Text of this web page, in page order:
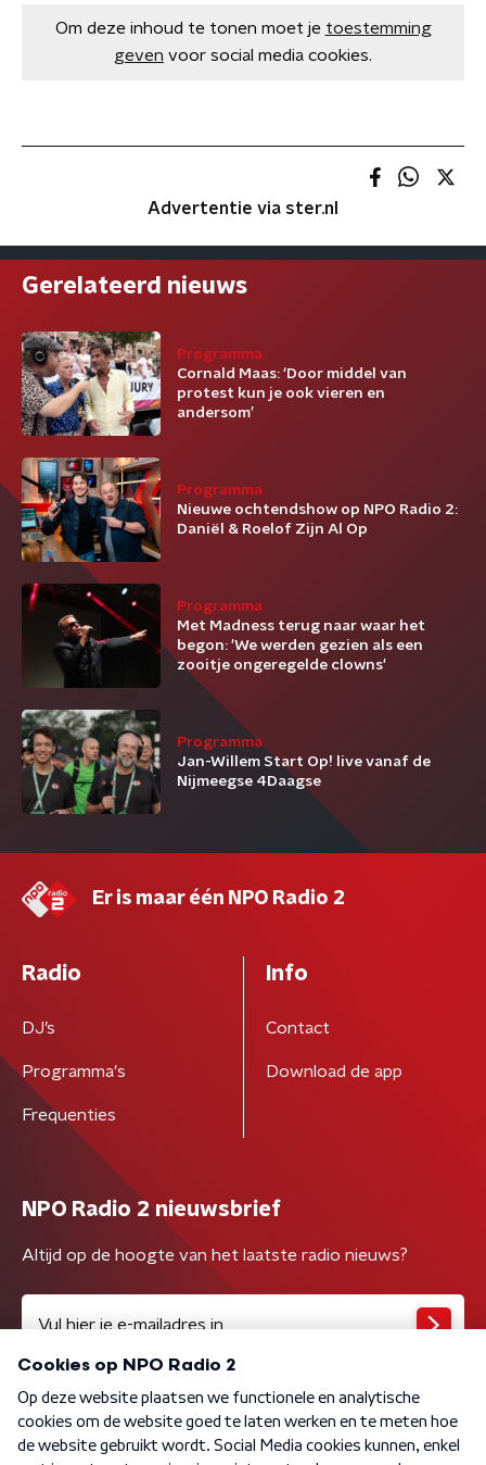
Om deze inhoud te tonen moet je toestemming
geven voor social media cookies.
Advertentie via ster.nl
Gerelateerd nieuws
Programma
Cornald Maas: ‘Door middel van
protest kun je ook vieren en
andersom’
Programma
Nieuwe ochtendshow op NPO Radio 2:
Daniël & Roelof Zijn Al Op
Programma
Met Madness terug naar waar het
begon: 'We werden gezien als een
zooitje ongeregelde clowns'
Programma
Jan-Willem Start Op! live vanaf de
Nijmeegse 4Daagse
Er is maar één NPO Radio 2
Radio
DJ’s
Programma's
Frequenties
Info
Contact
Download de app
NPO Radio 2 nieuwsbrief
Altijd op de hoogte van het laatste radio nieuws?
Algemene voorwaarden